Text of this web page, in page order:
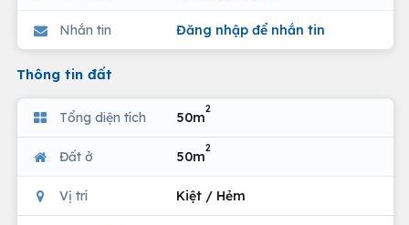
Nhắn tin Đăng nhập để nhắn tin
Thông tin đất
Tổng diện tích 50m
2
Đất ở 50m
2
Vị trí Kiệt / Hẻm